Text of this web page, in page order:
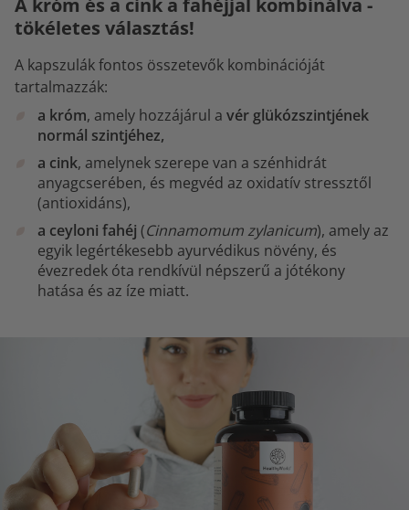
tökéletes választás!
A kapszulák fontos összetevők kombinációját
tartalmazzák:
a króm, amely hozzájárul a vér glükózszintjének
normál szintjéhez,
a cink, amelynek szerepe van a szénhidrát
anyagcserében, és megvéd az oxidatív stressztől
(antioxidáns),
a ceyloni fahéj (Cinnamomum zylanicum), amely az
egyik legértékesebb ayurvédikus növény, és
évezredek óta rendkívül népszerű a jótékony
hatása és az íze miatt.